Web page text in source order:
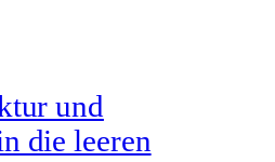
und
die leeren